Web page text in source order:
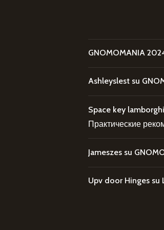
GNOMOMANIA
Ashleyslest su
Space key
Практические
Jameszes su
Upv door Hinges su